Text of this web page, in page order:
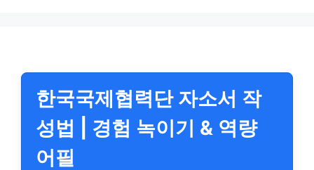
한국국제협력단 자소서 작
성법 | 경험 녹이기 & 역량
어필